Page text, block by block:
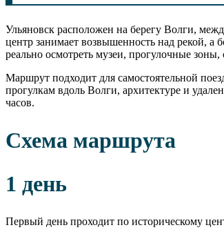
Ульяновск расположен на берегу Волги,
центр занимает возвышенность над рекой, а
реально осмотреть музеи, прогулочные
Маршрут подходит для самостоятельной
прогулкам вдоль Волги, архитектуре и
часов.
Схема маршрута
1 день
Первый день проходит по историческому